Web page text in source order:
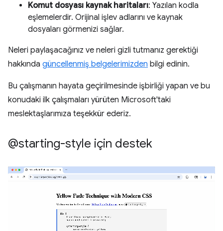
Komut dosyası kaynak haritaları: Yazılan kodla
eşlemelerdir. Orijinal işlev adlarını ve kaynak
dosyaları görmenizi sağlar.
Neleri paylaşacağınız ve neleri gizli tutmanız gerektiği
hakkında güncellenmiş belgelerimizden bilgi edinin.
Bu çalışmanın hayata geçirilmesinde işbirliği yapan ve bu
konudaki ilk çalışmaları yürüten Microsoft'taki
meslektaşlarımıza teşekkür ederiz.
@starting-style için destek